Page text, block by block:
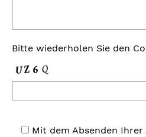
Bitte wiederholen Sie den
Mit dem Absenden